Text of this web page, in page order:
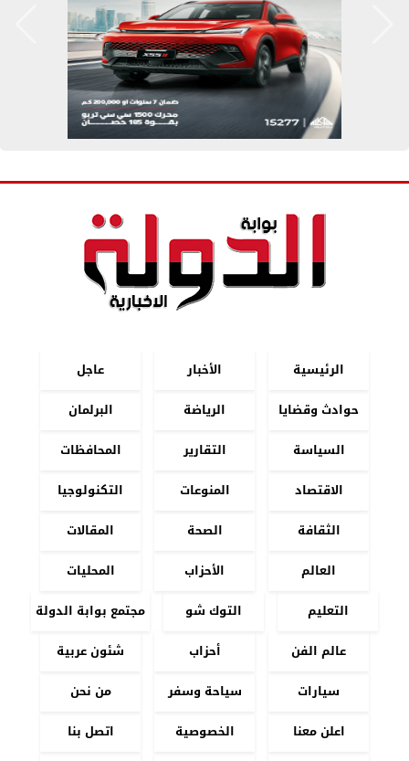
الرئيسية الأخبار
عاجل
حوادث وقضايا
الرياضة
البرلمان
السياسة
التقارير
المحافظات
الاقتصاد
المنوعات
التكنولوجيا
الثقافة
الصحة
المقالات
العالم
الأحزاب
المحليات
التعليم
التوك شو
مجتمع بوابة الدولة
عالم الفن
أحزاب
شئون عربية
سيارات
سياحة وسفر
من نحن
اعلن معنا
الخصوصية
اتصل بنا